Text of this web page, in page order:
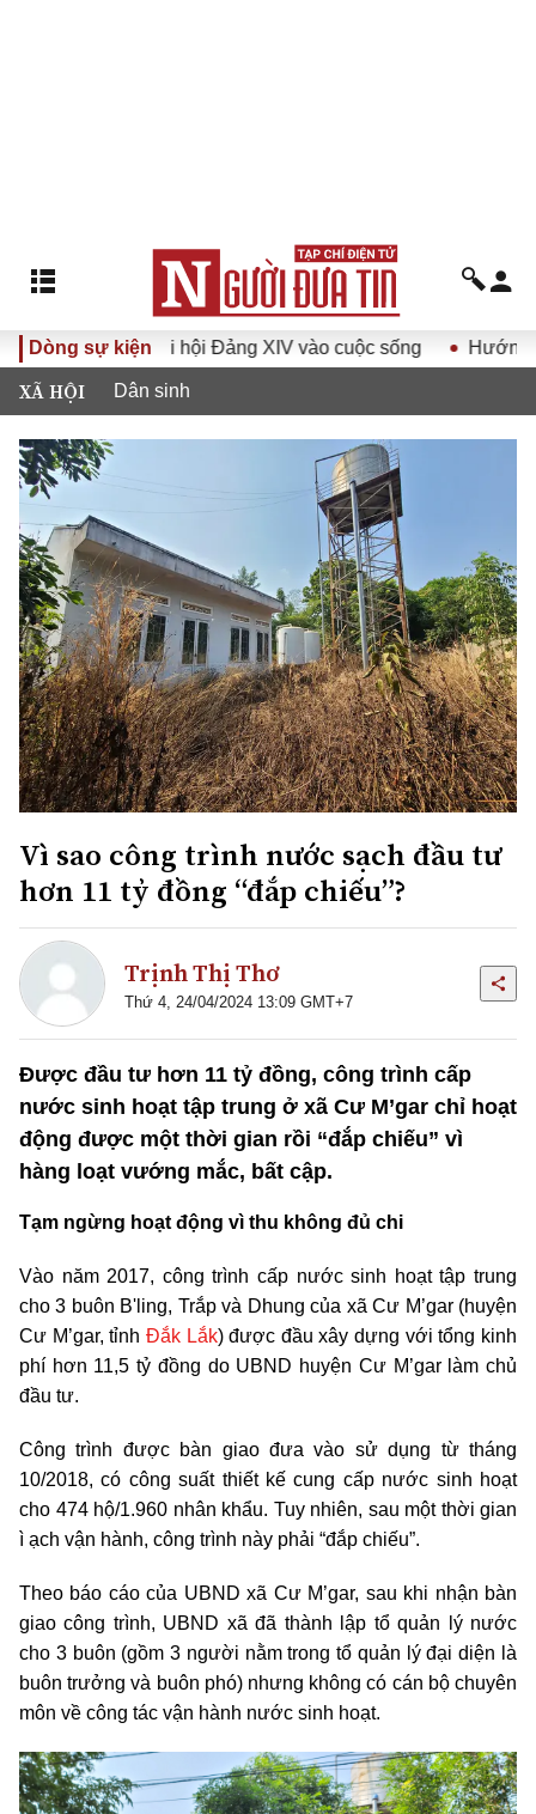
Dòng sự kiện
Đại hội Đảng XIV vào cuộc sống Hướng tới Đại hội
XÃ HỘI Dân sinh
Vì sao công trình nước sạch đầu tư
hơn 11 tỷ đồng “đắp chiếu”?
Trịnh Thị Thơ
Thứ 4, 24/04/2024 13:09 GMT+7
Được đầu tư hơn 11 tỷ đồng, công trình cấp
nước sinh hoạt tập trung ở xã Cư M’gar chỉ hoạt
động được một thời gian rồi “đắp chiếu” vì
hàng loạt vướng mắc, bất cập.
Tạm ngừng hoạt động vì thu không đủ chi
Vào năm 2017, công trình cấp nước sinh hoạt tập trung
cho 3 buôn B'ling, Trắp và Dhung của xã Cư M’gar (huyện
Cư M’gar, tỉnh Đắk Lắk) được đầu xây dựng với tổng kinh
phí hơn 11,5 tỷ đồng do UBND huyện Cư M’gar làm chủ
đầu tư.
Công trình được bàn giao đưa vào sử dụng từ tháng
10/2018, có công suất thiết kế cung cấp nước sinh hoạt
cho 474 hộ/1.960 nhân khẩu. Tuy nhiên, sau một thời gian
ì ạch vận hành, công trình này phải “đắp chiếu”.
Theo báo cáo của UBND xã Cư M’gar, sau khi nhận bàn
giao công trình, UBND xã đã thành lập tổ quản lý nước
cho 3 buôn (gồm 3 người nằm trong tổ quản lý đại diện là
buôn trưởng và buôn phó) nhưng không có cán bộ chuyên
môn về công tác vận hành nước sinh hoạt.